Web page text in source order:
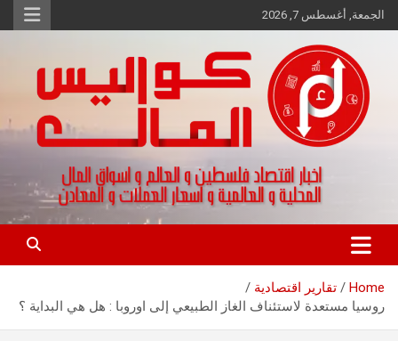
Skip
to
الجمعة, أغسطس 7, 2026
كواليس المال
اخبار اقتصاد فلسطين و العالم و تقارير اسواق المال و العملات
Home
تقارير اقتصادية
روسيا مستعدة لاستئناف الغاز الطبيعي إلى اوروبا : هل هي البداية ؟